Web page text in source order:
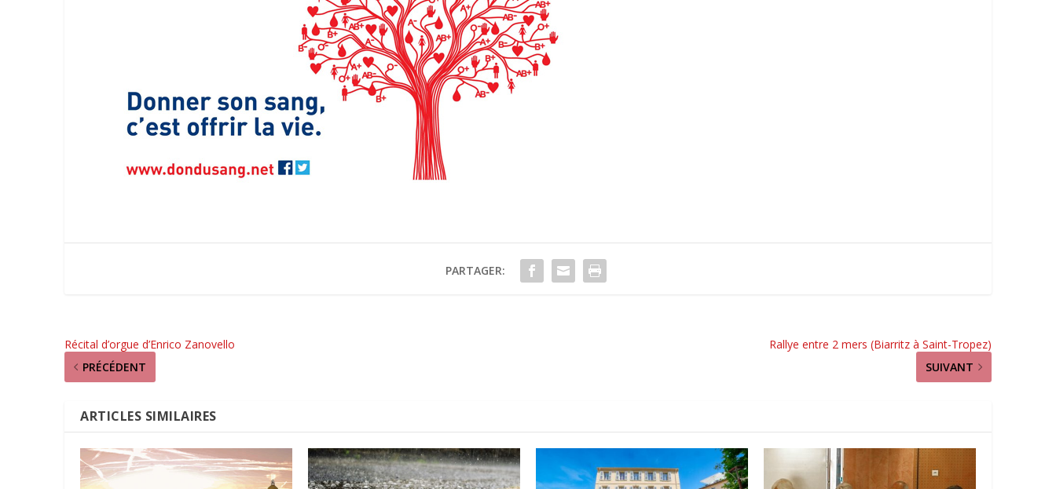
PARTAGER:
Récital d’orgue d’Enrico Zanovello
PRÉCÉDENT
Rallye entre 2 mers (Biarritz à Saint-Tropez)
SUIVANT
ARTICLES SIMILAIRES